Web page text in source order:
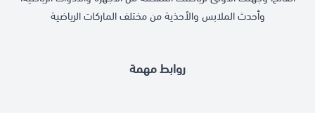
روابط مهمة
وأحدث الملابس والأحذية من مختلف الماركات الرياضية